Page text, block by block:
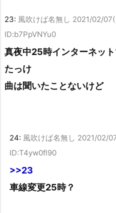
23: 風吹けば名無し 2021/02/
ID:b7PpVNYu0
真夜中25時インターネッ
たっけ
曲は聞いたことないけど
24: 風吹けば名無し 2021/02/
ID:T4yw0fl90
>>23
車線変更25時？